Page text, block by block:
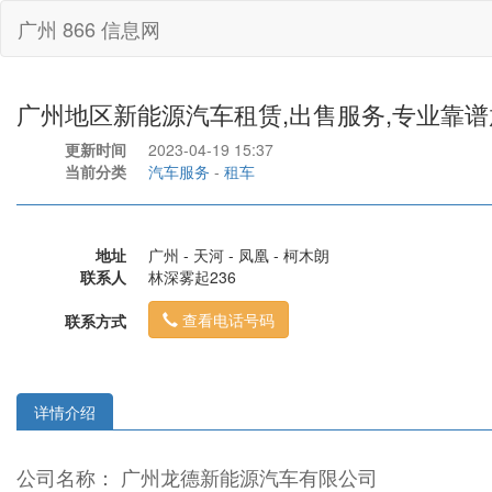
广州 866 信息网
广州地区新能源汽车租赁,出售服务,专业靠
更新时间
2023-04-19 15:37
当前分类
汽车服务 - 租车
地址
广州 - 天河 - 凤凰 - 柯木朗
联系人
林深雾起236
联系方式
查看电话号码
详情介绍
公司名称： 广州龙德新能源汽车有限公司